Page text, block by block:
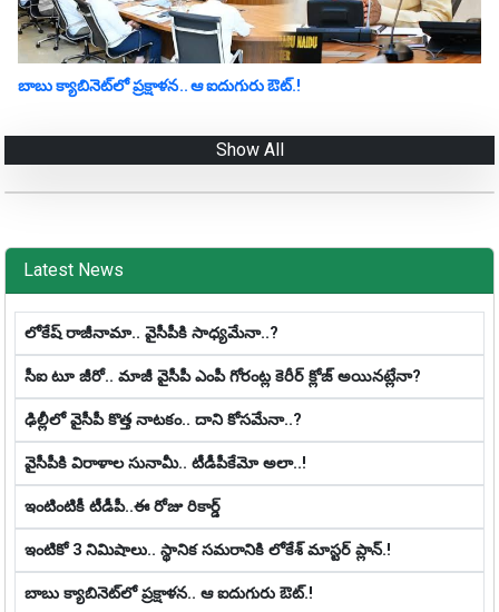
బాబు క్యాబినెట్‌లో ప్ర‌క్షాళ‌న‌.. ఆ ఐదుగురు ఔట్‌.!
Show All
Latest News
లోకేష్ రాజీనామా.. వైసీపీకి సాధ్య‌మేనా..?
సీఐ టూ జీరో.. మాజీ వైసీపీ ఎంపీ గోరంట్ల కెరీర్ క్లోజ్ అయిన‌ట్లేనా?
ఢిల్లీలో వైసీపీ కొత్త నాట‌కం.. దాని కోస‌మేనా..?
వైసీపీకి విరాళాల సునామీ.. టీడీపీకేమో అలా..!
ఇంటింటికీ టీడీపీ..ఈ రోజు రికార్డ్
ఇంటికో 3 నిమిషాలు.. స్థానిక స‌మ‌రానికి లోకేశ్ మాస్ట‌ర్ ప్లాన్‌.!
బాబు క్యాబినెట్‌లో ప్ర‌క్షాళ‌న‌.. ఆ ఐదుగురు ఔట్‌.!